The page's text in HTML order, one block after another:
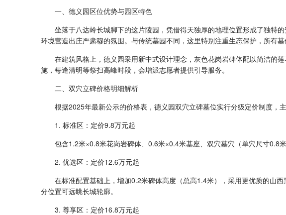
一、德义园区位优势与园区特色
坐落于八达岭长城脚下的这片陵园，凭借得天独厚的地理位置形成了独特
环境营造出庄严肃穆的氛围。与传统墓园不同，这里特别注重生态保护，所有
在建筑风格上，德义园采用新中式设计理念，灰色花岗岩碑体配以简洁的
施，每逢清明等祭扫高峰时段，会增派志愿者提供引导服务。
二、双穴立碑价格明细解析
根据2025年最新公示的价格表，德义园双穴立碑墓位实行分级定价制度，
1. 标准区：定价9.8万元起
包含1.2米×0.8米花岗岩碑体、0.6米×0.4米基座、双穴墓穴（单穴尺寸0.8
2. 优选区：定价12.6万元起
在标准配置基础上，增加0.2米碑体高度（总高1.4米），采用更优质的山
分位置可远眺长城轮廓。
3. 尊享区：定价16.8万元起